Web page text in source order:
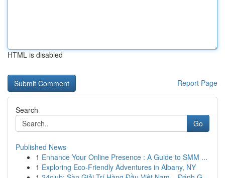
HTML is disabled
Report Page
Search
Go
Published News
1 Enhance Your Online Presence : A Guide to SMM ...
1 Exploring Eco-Friendly Adventures in Albany, NY